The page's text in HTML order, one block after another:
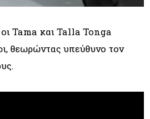
Tama και Talla Tonga
θεωρώντας υπεύθυνο τον